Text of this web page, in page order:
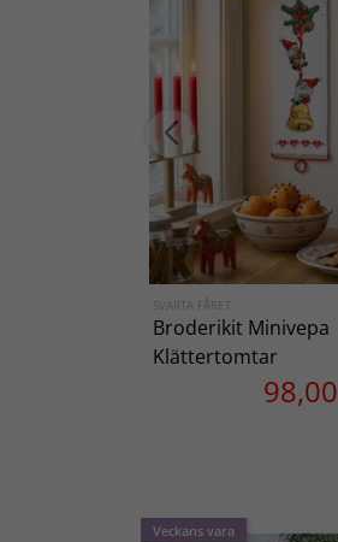
SVARTA FÅRET
Broderikit Minivepa
Klättertomtar
98,00
Veckans vara